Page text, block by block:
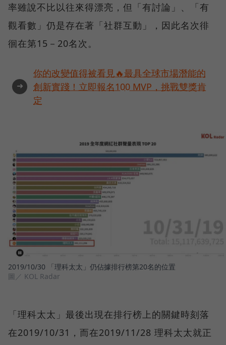
率雖說不比以往來得漂亮，但「有討論」、「有
觀看數」仍是存在著「社群互動」，因此名次徘
徊在第15－20名次。
➜
你的改變值得被看見🔥最具全球市場潛能的
創新實踐！立即報名100 MVP，挑戰雙獎肯
定
2019/10/30 「理科太太」仍佔據排行榜第20名的位置
圖／ KOL Radar
「理科太太」最後出現在排行榜上的關鍵時刻落
在2019/10/31，而在2019/11/28 理科太太就正